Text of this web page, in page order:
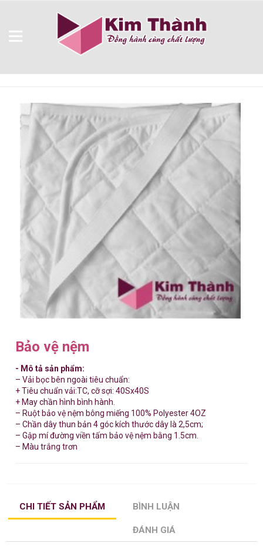
Bảo vệ nệm
- Mô tả sản phẩm:
– Vải bọc bên ngoài tiêu chuẩn:
+ Tiêu chuẩn vải:TC, cỡ sợi: 40Sx40S
+ May chần hình bình hành.
– Ruột bảo vệ nệm bông miếng 100% Polyester 4OZ
– Chần dây thun bản 4 góc kích thước dây là 2,5cm;
– Gập mí đường viền tấm bảo vệ nệm bằng 1.5cm.
– Màu trắng trơn
CHI TIẾT SẢN PHẨM BÌNH LUẬN
ĐÁNH GIÁ